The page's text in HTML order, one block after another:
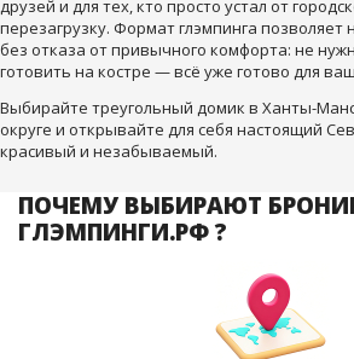
друзей и для тех, кто просто устал от
перезагрузку. Формат глэмпинга позволяет
без отказа от привычного комфорта: не
готовить на костре — всё уже готово для
Выбирайте треугольный домик в Ханты-
округе и открывайте для себя настоящий
красивый и незабываемый.
ПОЧЕМУ ВЫБИРАЮТ
ГЛЭМПИНГИ.РФ ?